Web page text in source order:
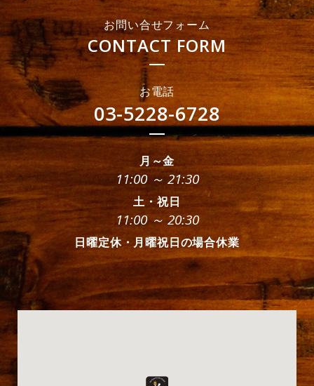
お問い合せフォーム
CONTACT FORM
お電話
03-5228-6728
月～金
11:00 ～ 21:30
土・祝日
11:00 ～ 20:30
日曜定休・月曜祝日の場合休業